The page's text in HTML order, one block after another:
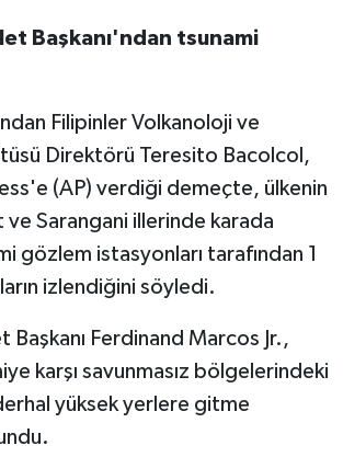
Başkanı'ndan tsunami
Filipinler Volkanoloji ve
Direktörü Teresito Bacolcol,
(AP) verdiği demeçte, ülkenin
ve Sarangani illerinde karada
gözlem istasyonları tarafından 1
izlendiğini söyledi.
Başkanı Ferdinand Marcos Jr.,
karşı savunmasız bölgelerindeki
yüksek yerlere gitme